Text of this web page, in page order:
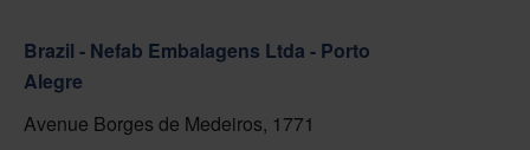
Brazil - Nefab Embalagens Ltda - Porto
Alegre
Avenue Borges de Medeiros, 1771